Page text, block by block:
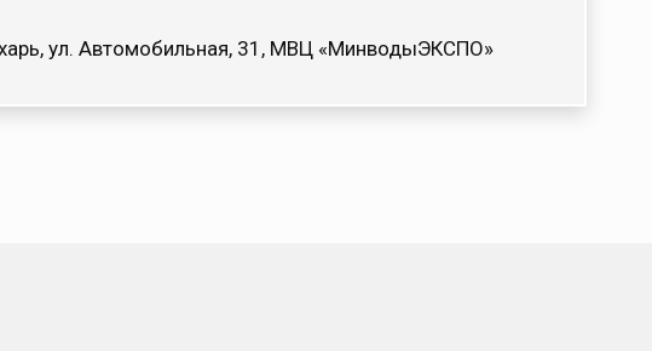
ул. Автомобильная, 31, МВЦ «МинводыЭКСПО»